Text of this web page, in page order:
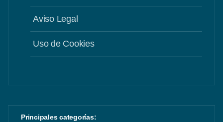
Aviso Legal
Uso de Cookies
Principales categorías: